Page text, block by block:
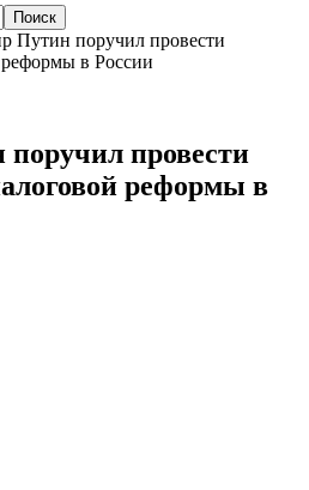
Путин поручил провести
в России
провести
реформы в